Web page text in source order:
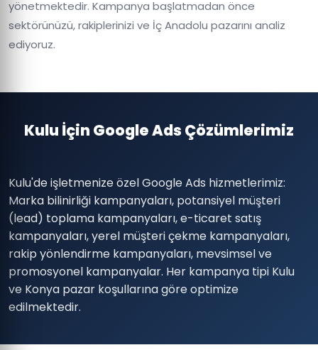
yönetmektedir. Kampanya başlatmadan önce
sektörünüzü, rakiplerinizi ve İç Anadolu pazarını analiz
ediyoruz.
Kulu İçin Google Ads Çözümlerimiz
Kulu'de işletmenize özel Google Ads hizmetlerimiz:
Marka bilinirliği kampanyaları, potansiyel müşteri
(lead) toplama kampanyaları, e-ticaret satış
kampanyaları, yerel müşteri çekme kampanyaları,
rakip yönlendirme kampanyaları, mevsimsel ve
promosyonel kampanyalar. Her kampanya tipi Kulu
ve Konya pazar koşullarına göre optimize
edilmektedir.